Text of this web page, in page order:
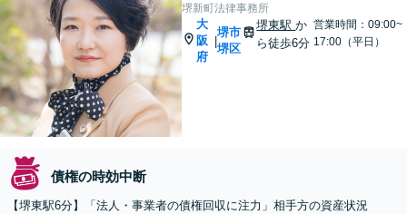
堺新町法律事務所
大
阪
府
|
堺市
堺区
堺東駅か
ら徒歩6分
営業時間：09:00~
17:00（平日）
債権の時効中断
【堺東駅6分】「法人・事業者の債権回収に注力」相手方の資産状況